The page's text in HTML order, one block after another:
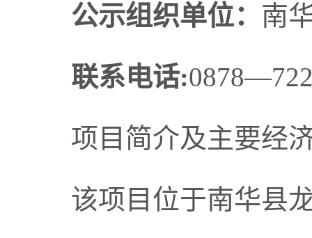
公示组织单位： 南
联系电话:
项目简介及主要经
该项目位于南华县